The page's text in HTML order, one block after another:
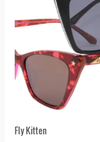
Fly Kitten